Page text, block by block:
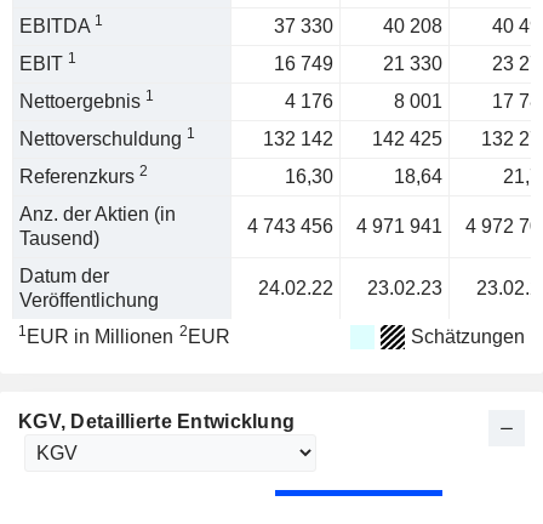
EBITDA 1 37 330 40 208
40
EBIT 1 16 749 21 330
23
Nettoergebnis 1 4 176 8 001
17
Nettoverschuldung 1 132 142 142 425
132
Referenzkurs 2 16,30 18,64
Anz. der Aktien (in
Tausend)
4 743 456 4 971 941 4 972
Datum der
Veröffentlichung
24.02.22 23.02.23
1 EUR in Millionen 2 EUR Schätzungen
KGV, Detaillierte Entwicklung